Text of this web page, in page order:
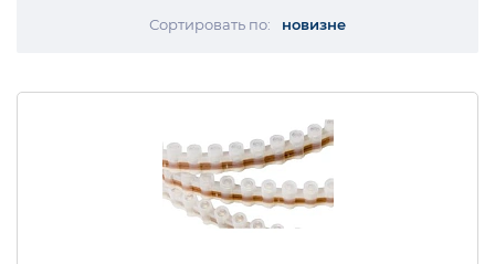
Сортировать по: новизне